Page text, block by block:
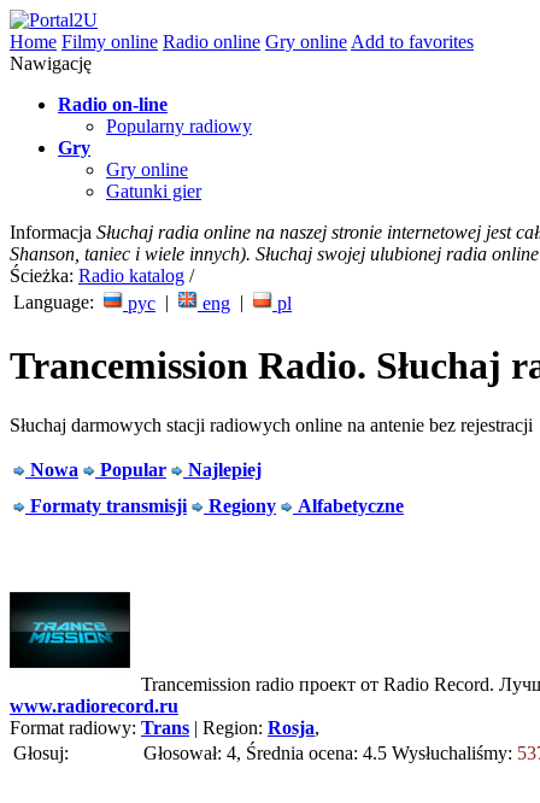
Home Filmy online Radio online Gry online Add to favorites
Nawigację
Radio on-line
Popularny radiowy
Gry
Gry online
Gatunki gier
Informacja Słuchaj radia online na naszej stronie internetowej jest
Shanson, taniec i wiele innych). Słuchaj swojej ulubionej radia
Ścieżka: Radio katalog /
Language:
рус | eng | pl
Trancemission Radio. Słuchaj
Słuchaj darmowych stacji radiowych online na antenie bez rejestracji
Nowa Popular
Najlepiej
Formaty transmisji
Regiony Alfabetyczne
Trancemission radio проект от Radio Record.
www.radiorecord.ru
Format radiowy: Trans | Region: Rosja,
Głosuj:
Głosował: 4, Średnia ocena: 4.5 Wysłuchaliśmy: